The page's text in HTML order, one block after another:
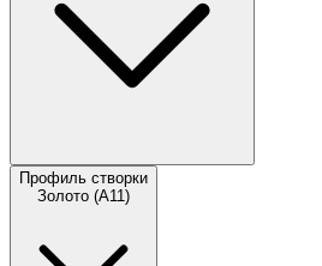
Профиль створки
Золото (А11)